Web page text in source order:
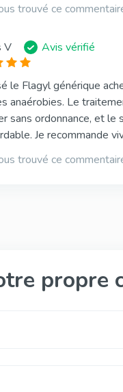
trouvé ce
V Avis vérifié
le Flagyl générique
anaérobies. Le
sans ordonnance, et
Je recommande
trouvé ce
propre